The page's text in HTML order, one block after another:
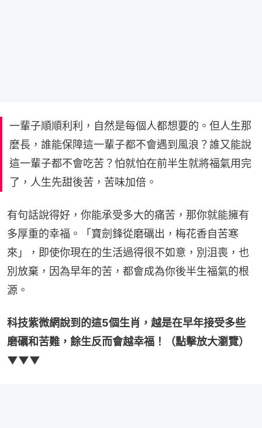
一輩子順順利利，自然是每個人都想要的。但人生那
麼長，誰能保障這一輩子都不會遇到風浪？誰又能說
這一輩子都不會吃苦？怕就怕在前半生就將福氣用完
了，人生先甜後苦，苦味加倍。
有句話說得好，你能承受多大的痛苦，那你就能擁有
多厚重的幸福。「寶劍鋒從磨礪出，梅花香自苦寒
來」，即使你現在的生活過得很不如意，別沮喪，也
別放棄，因為早年的苦，都會成為你後半生福氣的根
源。
科技紫微網說到的這5個生肖，越是在早年接受多些
磨礪和苦難，餘生反而會越幸福！（點擊放大瀏覽）
▼▼▼